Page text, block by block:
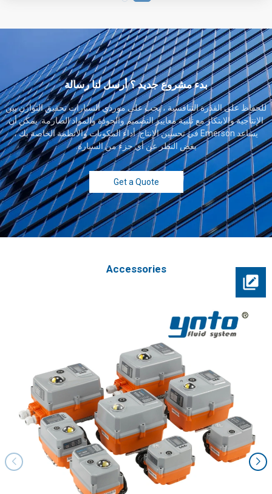
بدء مشروع جديد ؟ أرسل لنا رسالة
للحفاظ على القدرة التنافسية ، يجب على موردي السيارات تحقيق التوازن بين
الإنتاجية والابتكار مع تلبية معايير التصميم والجودة والمواد الصارمة. يمكن أن
يساعد Emerson في تحسين الإنتاج. أداء المكونات والأنظمة الخاصة بك ،
بغض النظر عن أي جزء من السيارة.
Get a Quote
Accessories